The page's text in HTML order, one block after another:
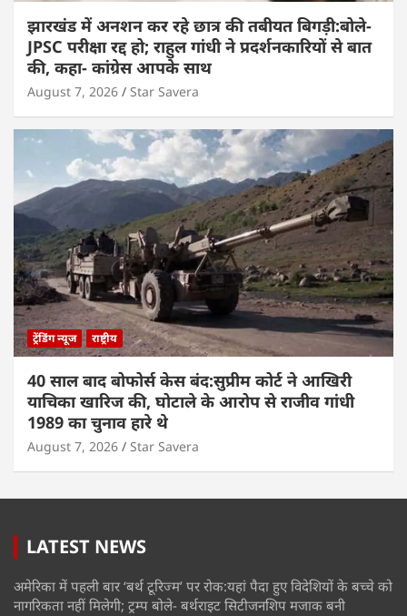
झारखंड में अनशन कर रहे छात्र की तबीयत बिगड़ी:बोले-
JPSC परीक्षा रद्द हो; राहुल गांधी ने प्रदर्शनकारियों से बात
की, कहा- कांग्रेस आपके साथ
August 7, 2026 Star Savera
ट्रेंडिंग न्यूज राष्ट्रीय
40 साल बाद बोफोर्स केस बंद:सुप्रीम कोर्ट ने आखिरी
याचिका खारिज की, घोटाले के आरोप से राजीव गांधी
1989 का चुनाव हारे थे
August 7, 2026 Star Savera
LATEST NEWS
अमेरिका में पहली बार ‘बर्थ टूरिज्म’ पर रोक:यहां पैदा हुए विदेशियों के बच्चे को
नागरिकता नहीं मिलेगी; ट्रम्प बोले- बर्थराइट सिटीजनशिप मजाक बनी